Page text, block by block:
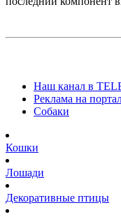
Наш канал в
Реклама на
Собаки
Кошки
Лошади
Декоративные птицы